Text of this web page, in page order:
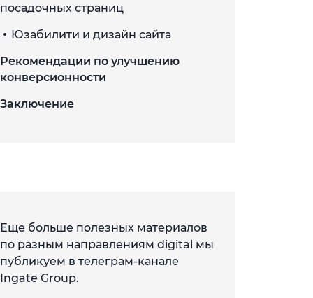
посадочных страниц
Юзабилити и дизайн сайта
Рекомендации по улучшению
конверсионности
Заключение
Еще больше полезных материалов
по разным направлениям digital мы
публикуем в телеграм-канале
Ingate Group.